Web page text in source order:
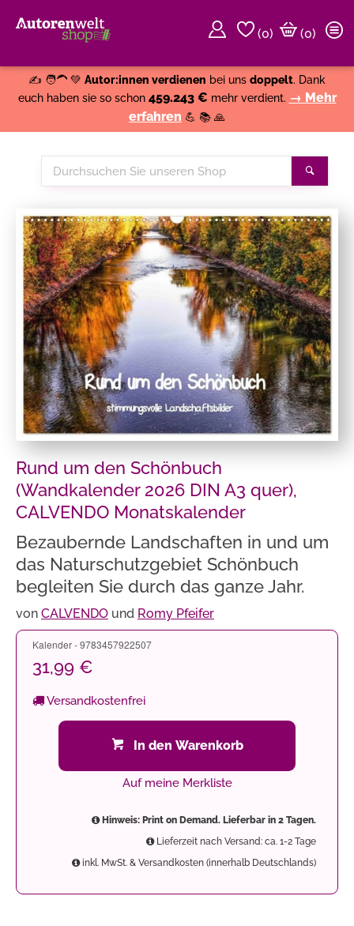
(0)
(0)
✍️ 🧑‍🦱 💚 Autor:innen verdienen bei uns doppelt. Dank
euch haben sie so schon 459.243 € mehr verdient. → Mehr
erfahren 💪 📚 🙏
Durchsuchen
Sie
Shop
Rund um den Schönbuch
(Wandkalender 2026 DIN A3 quer),
CALVENDO Monatskalender
Bezaubernde Landschaften in und um
das Naturschutzgebiet Schönbuch
begleiten Sie durch das ganze Jahr.
von CALVENDO und Romy Pfeifer
Kalender - 9783457922507
31,99 €
Versandkostenfrei
In den Warenkorb
Auf meine Merkliste
Hinweis: Print on Demand. Lieferbar in 2 Tagen.
Lieferzeit nach Versand: ca. 1-2 Tage
inkl. MwSt. & Versandkosten (innerhalb Deutschlands)